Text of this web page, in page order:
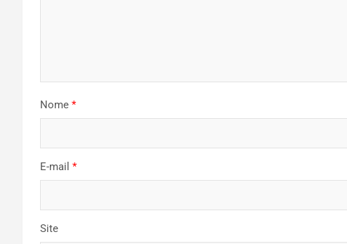
Nome *
E-mail *
Site